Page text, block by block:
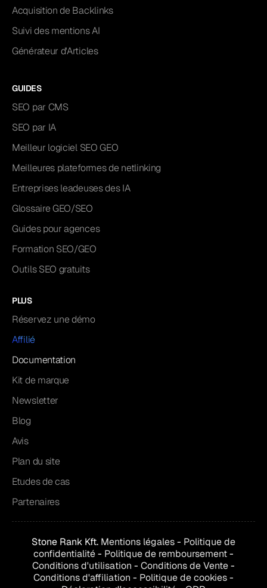
Acquisition de Backlinks
Suivi des mentions AI
Générateur d'Articles
GUIDES
SEO par CMS
SEO par IA
Meilleur logiciel SEO GEO
Meilleures plateformes de netlinking
Entreprises leadeuses des IA
Glossaire GEO/SEO
Guides pour agences
Formation SEO/GEO
Outils SEO gratuits
PLUS
Réservez une démo
Affilié
Documentation
Kit de marque
Newsletter
Blog
Avis
Plan du site
Etudes de cas
Partenaires
Stone Rank Kft. Mentions légales- Politique de
confidentialité- Politique de remboursement-
Conditions d'utilisation - Conditions deVente-
Conditions d'affiliation - Politique de cookies-